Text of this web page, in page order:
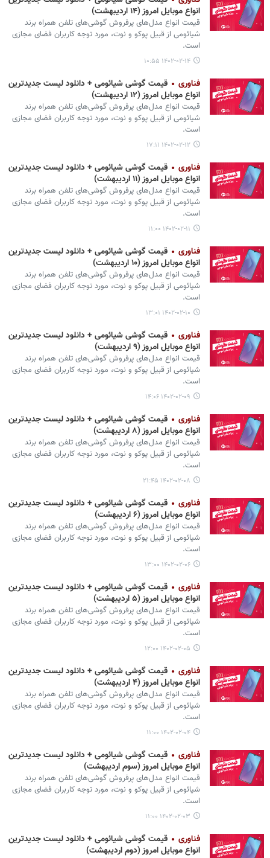
انواع موبایل امروز (۱۴ اردیبهشت)
قیمت انواع مدل‌های پرفروش گوشی‌های تلفن همراه برند
شیائومی از قبیل پوکو و نوت، مورد توجه کاربران فضای مجازی
است.
۱۴۰۲-۰۲-۱۴ ۱۰:۵۵
فناوری
قیمت گوشی‌ شیائومی + دانلود لیست جدیدترین
انواع موبایل امروز (۱۲ اردیبهشت)
قیمت انواع مدل‌های پرفروش گوشی‌های تلفن همراه برند
شیائومی از قبیل پوکو و نوت، مورد توجه کاربران فضای مجازی
است.
۱۴۰۲-۰۲-۱۲ ۱۷:۱۱
فناوری
قیمت گوشی‌ شیائومی + دانلود لیست جدیدترین
انواع موبایل امروز (۱۱ اردیبهشت)
قیمت انواع مدل‌های پرفروش گوشی‌های تلفن همراه برند
شیائومی از قبیل پوکو و نوت، مورد توجه کاربران فضای مجازی
است.
۱۴۰۲-۰۲-۱۱ ۱۱:۰۰
فناوری
قیمت گوشی‌ شیائومی + دانلود لیست جدیدترین
انواع موبایل امروز (۱۰ اردیبهشت)
قیمت انواع مدل‌های پرفروش گوشی‌های تلفن همراه برند
شیائومی از قبیل پوکو و نوت، مورد توجه کاربران فضای مجازی
است.
۱۴۰۲-۰۲-۱۰ ۱۳:۰۱
فناوری
قیمت گوشی‌ شیائومی + دانلود لیست جدیدترین
انواع موبایل امروز (۹ اردیبهشت)
قیمت انواع مدل‌های پرفروش گوشی‌های تلفن همراه برند
شیائومی از قبیل پوکو و نوت، مورد توجه کاربران فضای مجازی
است.
۱۴۰۲-۰۲-۰۹ ۱۴:۰۶
فناوری
قیمت گوشی‌ شیائومی + دانلود لیست جدیدترین
انواع موبایل امروز (۸ اردیبهشت)
قیمت انواع مدل‌های پرفروش گوشی‌های تلفن همراه برند
شیائومی از قبیل پوکو و نوت، مورد توجه کاربران فضای مجازی
است.
۱۴۰۲-۰۲-۰۸ ۲۱:۴۵
فناوری
قیمت گوشی‌ شیائومی + دانلود لیست جدیدترین
انواع موبایل امروز (۶ اردیبهشت)
قیمت انواع مدل‌های پرفروش گوشی‌های تلفن همراه برند
شیائومی از قبیل پوکو و نوت، مورد توجه کاربران فضای مجازی
است.
۱۴۰۲-۰۲-۰۶ ۱۳:۰۰
فناوری
قیمت گوشی‌ شیائومی + دانلود لیست جدیدترین
انواع موبایل امروز (۵ اردیبهشت)
قیمت انواع مدل‌های پرفروش گوشی‌های تلفن همراه برند
شیائومی از قبیل پوکو و نوت، مورد توجه کاربران فضای مجازی
است.
۱۴۰۲-۰۲-۰۵ ۱۲:۰۰
فناوری
قیمت گوشی‌ شیائومی + دانلود لیست جدیدترین
انواع موبایل امروز (۴ اردیبهشت)
قیمت انواع مدل‌های پرفروش گوشی‌های تلفن همراه برند
شیائومی از قبیل پوکو و نوت، مورد توجه کاربران فضای مجازی
است.
۱۴۰۲-۰۲-۰۴ ۱۱:۰۰
فناوری
قیمت گوشی‌ شیائومی + دانلود لیست جدیدترین
انواع موبایل امروز (سوم اردیبهشت)
قیمت انواع مدل‌های پرفروش گوشی‌های تلفن همراه برند
شیائومی از قبیل پوکو و نوت، مورد توجه کاربران فضای مجازی
است.
۱۴۰۲-۰۲-۰۳ ۱۱:۰۰
فناوری
قیمت گوشی‌ شیائومی + دانلود لیست جدیدترین
انواع موبایل امروز (دوم اردیبهشت)